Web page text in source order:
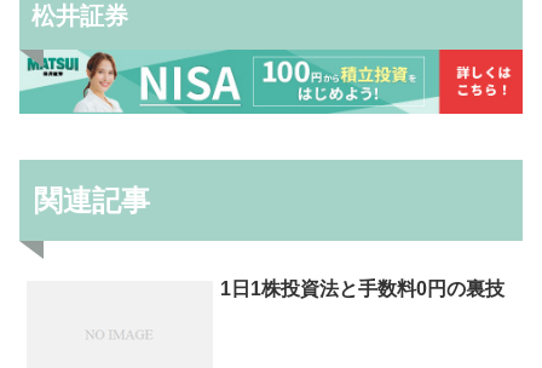
松井証券
関連記事
1日1株投資法と手数料0円の裏技